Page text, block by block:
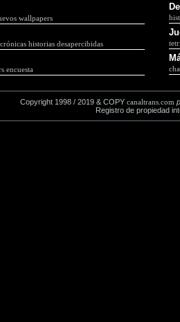
wallpapers
crónicas historias desapercibidas
encuesta
Copyright 1998 / 2019 & COPYcanaltrans.com
Registro de propiedad